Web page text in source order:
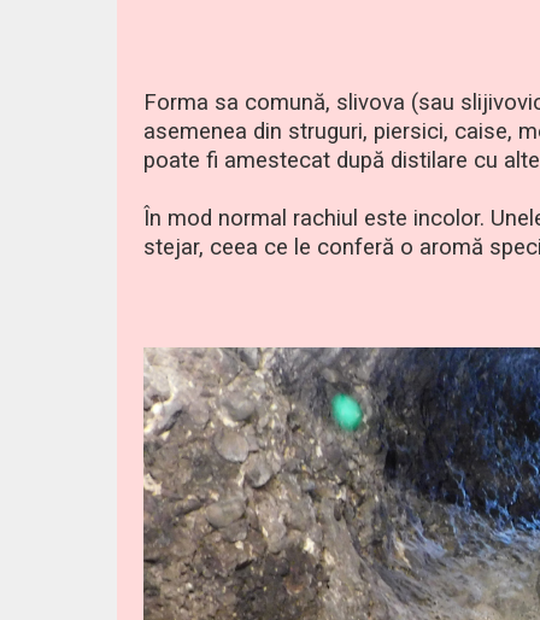
Forma sa comună, slivova (sau
asemenea din struguri, piersici, caise,
poate fi amestecat după distilare cu
În mod normal rachiul este incolor.
stejar, ceea ce le conferă o aromă